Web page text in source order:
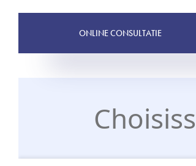
ONLINE CONSULTATIE